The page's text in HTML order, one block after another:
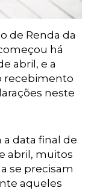
de Renda da
há
abril, e a
recebimento
neste
data final de
abril, muitos
se precisam
aqueles